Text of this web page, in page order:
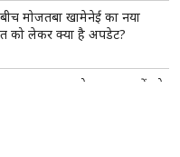
पसीने की बदबू? इन आसान
हर महीने कितनी मिलती है पेंशन?